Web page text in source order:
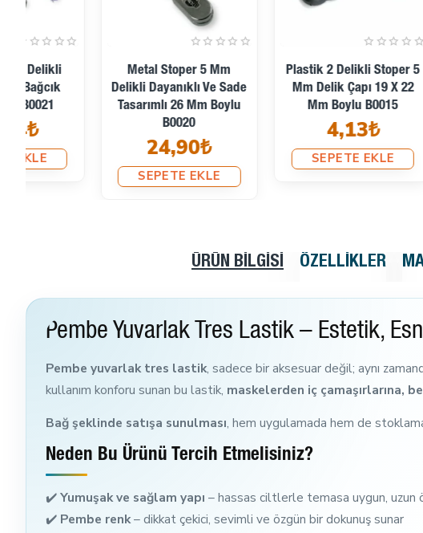
İki Delikli Stoper 5 Mm
Kordon Girişli Metal
Kordon Kilidi B0026
SEPETE EKLE
Plastik Stoper Tek Delikli
5,5 Mm Kordon Girişli
SEPETE EKLE
Mayın
ÜRÜN BILGISI ÖZELLIKLER
Pembe Yuvarlak Tres Lastik – Estetik,
Pembe yuvarlak tres lastik, sadece bir aksesuar değil; aynı
kullanım konforu sunan bu lastik, maskelerden iç çamaşırlarına,
Bağ şeklinde satışa sunulması, hem uygulamada hem de
Neden Bu Ürünü Tercih Etmelisiniz?
✔️Yumuşak ve sağlam yapı – hassas ciltlerle temasa uygun, uzun
✔️ Pembe renk– dikkat çekici, sevimli ve özgün bir dokunuş sunar